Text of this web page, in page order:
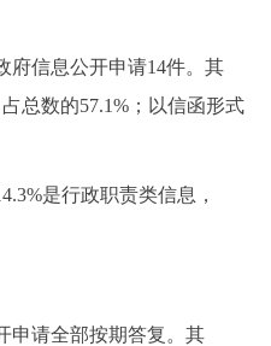
信息公开申请14件。其
总数的57.1%；以信函形式
是行政职责类信息，
请全部按期答复。其